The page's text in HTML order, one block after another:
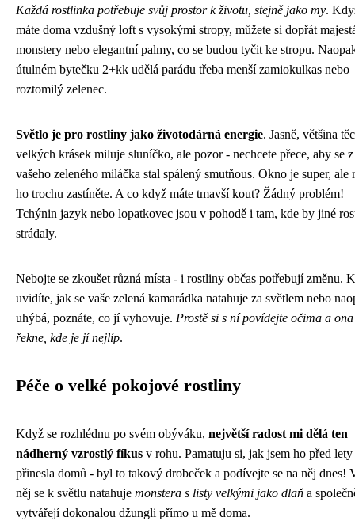
Každá rostlinka potřebuje svůj prostor k životu, stejně jako my.
máte doma vzdušný loft s vysokými stropy, můžete si dopřát
monstery nebo elegantní palmy, co se budou tyčit ke stropu.
útulném bytečku 2+kk udělá parádu třeba menší zamiokulkas nebo
roztomilý zelenec.
Světlo je pro rostliny jako životodárná energie. Jasně, většina
velkých krásek miluje sluníčko, ale pozor - nechcete přece, aby se z
vašeho zeleného miláčka stal spálený smutňous. Okno je super, ale
ho trochu zastíněte. A co když máte tmavší kout? Žádný problém!
Tchýnin jazyk nebo lopatkovec jsou v pohodě i tam, kde by jiné
strádaly.
Nebojte se zkoušet různá místa - i rostliny občas potřebují změnu.
uvidíte, jak se vaše zelená kamarádka natahuje za světlem nebo
uhýbá, poznáte, co jí vyhovuje. Prostě si s ní povídejte očima a
řekne, kde je jí nejlíp.
Péče o velké pokojové rostliny
Když se rozhlédnu po svém obýváku, největší radost mi dělá ten
nádherný vzrostlý fíkus v rohu. Pamatuju si, jak jsem ho před lety
přinesla domů - byl to takový drobeček a podívejte se na něj dnes!
něj se k světlu natahuje monstera s listy velkými jako dlaň a
vytvářejí dokonalou džungli přímo u mě doma.